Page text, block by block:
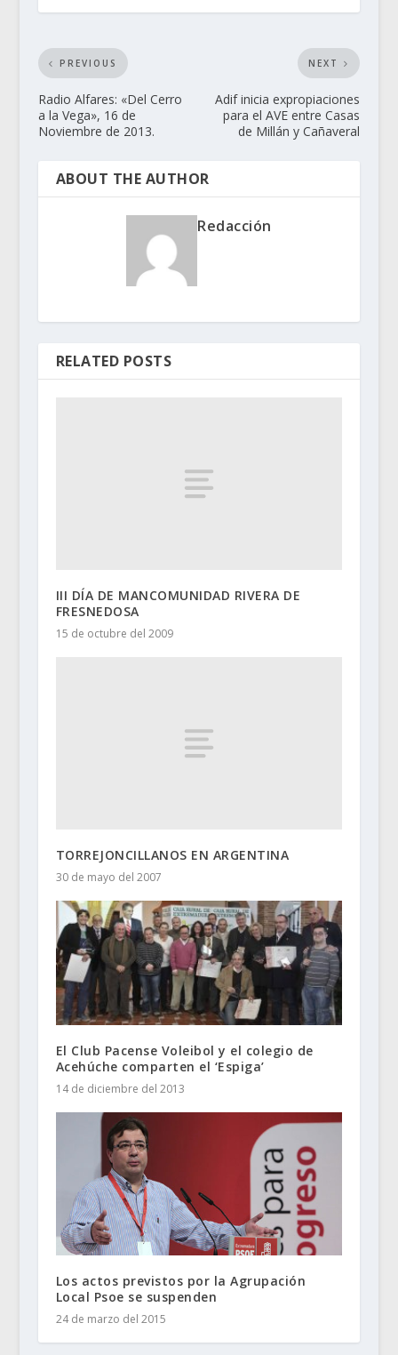
PREVIOUS
Radio Alfares: «Del Cerro
a la Vega», 16 de
Noviembre de 2013.
NEXT
Adif inicia expropiaciones
para el AVE entre Casas
de Millán y Cañaveral
ABOUT THE AUTHOR
Redacción
RELATED POSTS
III DÍA DE MANCOMUNIDAD RIVERA DE
FRESNEDOSA
15 de octubre del 2009
TORREJONCILLANOS EN ARGENTINA
30 de mayo del 2007
El Club Pacense Voleibol y el colegio de
Acehúche comparten el ‘Espiga’
14 de diciembre del 2013
Los actos previstos por la Agrupación
Local Psoe se suspenden
24 de marzo del 2015